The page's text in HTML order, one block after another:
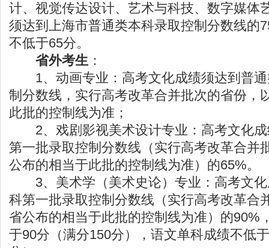
计、视觉传达设计、艺术与科技、数字媒体
须达到上海市普通类本科录取控制分数线的
不低于65分。
省外考生 ：
1、动画专业：高考文化成绩须达到普通
制分数线，实行高考改革合并批次的省份，
此批的控制线为准；
2、戏剧影视美术设计专业：高考文化成
第一批录取控制分数线（实行高考改革合并
公布的相当于此批的控制线为准）的65%。
3、美术学（美术史论）专业：高考文化
科第一批录取控制分数线（实行高考改革合
省公布的相当于此批的控制线为准）的90%
于90分（满分150分），语文单科成绩不低